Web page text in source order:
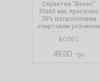
Серветки "Волес"
30х65 мм, просочені
70% ізопропіловим
спиртовим розчином
(100 шт./уп.)
ВОЛЕС
49,00 грн